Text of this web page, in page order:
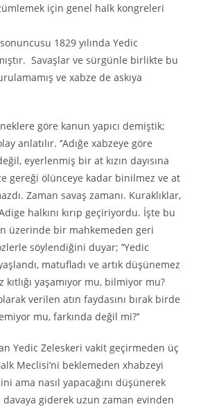
için genel halk kongreleri
1829 yılında Yedic
Savaşlar ve sürgünle birlikte bu
ve xabze de askıya
göre kanun yapıcı demiştik;
anlatılır. ‘’Adığe xabzeye göre
eyerlenmiş bir at kızın dayısına
gereği ölünceye kadar binilmez ve at
Zaman savaş zamanı. Kuraklıklar,
halkını kırıp geçiriyordu. İşte bu
üzerinde bir mahkemeden geri
söylendiğini duyar; ’’Yedic
matufladı ve artık düşünemez
yaşamıyor mu, bilmiyor mu?
verilen atın faydasını bırak birde
mu, farkında değil mi?’’
Yedic Zeleskeri vakit geçirmeden üç
Meclisi’ni beklemeden xhabzeyi
ama nasıl yapacağını düşünerek
giderek uzun zaman evinden